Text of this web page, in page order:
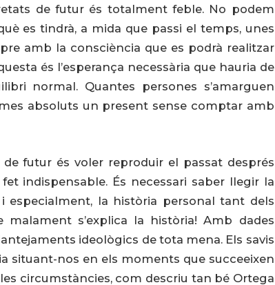
de futur és totalment feble. No podem
es tindrà, a mida que passi el temps, unes
amb la consciència que es podrà realitzar
és l’esperança necessària que hauria de
normal. Quantes persones s’amarguen
absoluts un present sense comptar amb
futur és voler reproduir el passat després
indispensable. És necessari saber llegir la
especialment, la història personal tant dels
s’explica la història! Amb dades
ideològics de tota mena. Els savis
situant-nos en els moments que succeeixen
circumstàncies, com descriu tan bé Ortega